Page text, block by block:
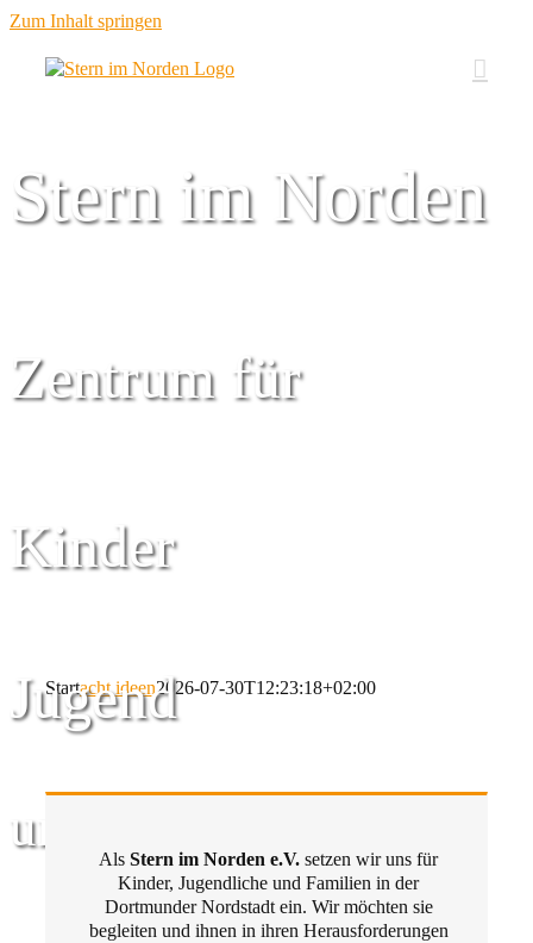
Zum Inhalt springen
Stern im Norden
Zentrum für
Kinder
Jugend
und Familie
Startacht ideen2026-07-30T12:23:18+02:00
Als Stern im Norden e.V. setzen wir uns für
Kinder, Jugendliche und Familien in der
Dortmunder Nordstadt ein. Wir möchten sie
begleiten und ihnen in ihren Herausforderungen